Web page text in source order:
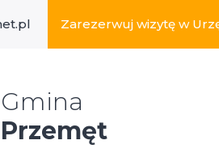
Zarezerwuj wizytę w
Gmina
Przemęt
Wyszukaj w serwisie